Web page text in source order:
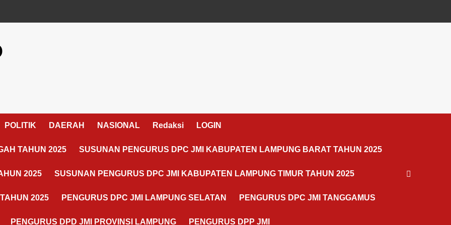
POLITIK DAERAH NASIONAL Redaksi LOGIN
TAHUN 2025 SUSUNAN PENGURUS DPC JMI KABUPATEN LAMPUNG BARAT TAHUN 2025
2025 SUSUNAN PENGURUS DPC JMI KABUPATEN LAMPUNG TIMUR TAHUN 2025
2025 PENGURUS DPC JMI LAMPUNG SELATAN PENGURUS DPC JMI TANGGAMUS
PENGURUS DPD JMI PROVINSI LAMPUNG PENGURUS DPP JMI